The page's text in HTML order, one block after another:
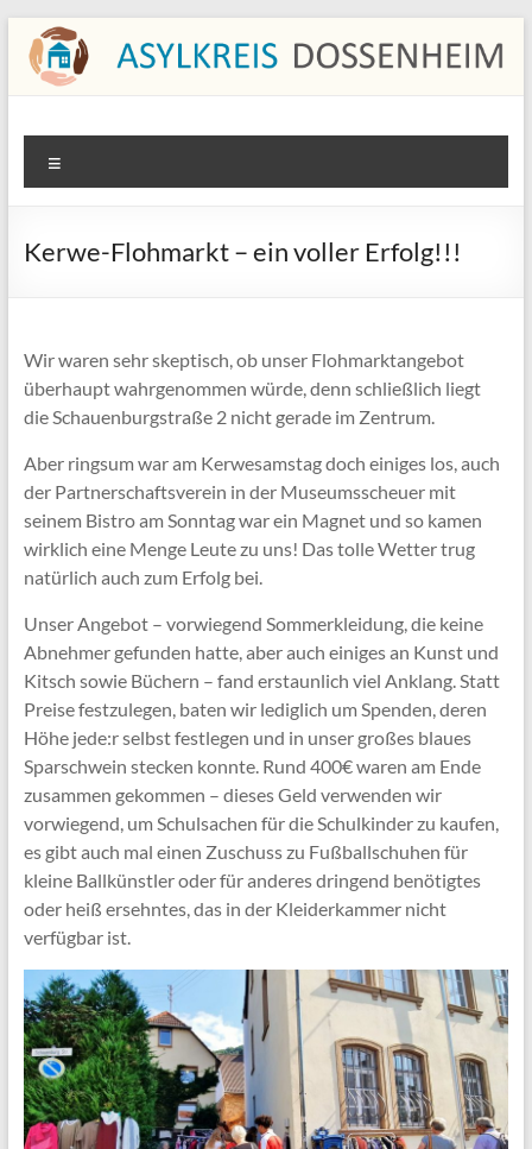
Zum
Inhalt
springen
Asylkreis Dossenheim
Informationen von und für den Asylkreis Dossenheim
Kerwe-Flohmarkt – ein voller Erfolg!!!
Wir waren sehr skeptisch, ob unser Flohmarktangebot
überhaupt wahrgenommen würde, denn schließlich liegt
die Schauenburgstraße 2 nicht gerade im Zentrum.
Aber ringsum war am Kerwesamstag doch einiges los, auch
der Partnerschaftsverein in der Museumsscheuer mit
seinem Bistro am Sonntag war ein Magnet und so kamen
wirklich eine Menge Leute zu uns! Das tolle Wetter trug
natürlich auch zum Erfolg bei.
Unser Angebot – vorwiegend Sommerkleidung, die keine
Abnehmer gefunden hatte, aber auch einiges an Kunst und
Kitsch sowie Büchern – fand erstaunlich viel Anklang. Statt
Preise festzulegen, baten wir lediglich um Spenden, deren
Höhe jede:r selbst festlegen und in unser großes blaues
Sparschwein stecken konnte. Rund 400€ waren am Ende
zusammen gekommen – dieses Geld verwenden wir
vorwiegend, um Schulsachen für die Schulkinder zu kaufen,
es gibt auch mal einen Zuschuss zu Fußballschuhen für
kleine Ballkünstler oder für anderes dringend benötigtes
oder heiß ersehntes, das in der Kleiderkammer nicht
verfügbar ist.